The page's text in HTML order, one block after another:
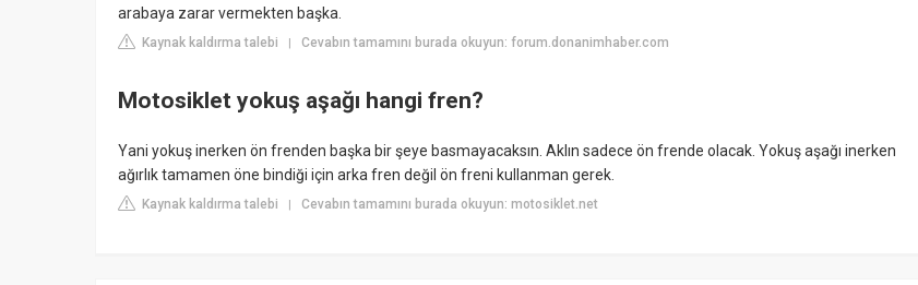
arabaya zarar vermekten başka.
Kaynak kaldırma talebi | Cevabın tamamını burada okuyun: forum.donanimhaber.com
Motosiklet yokuş aşağı hangi fren?
Yani yokuş inerken ön frenden başka bir şeye basmayacaksın. Aklın sadece ön frende olacak. Yokuş aşağı inerken
ağırlık tamamen öne bindiği için arka fren değil ön freni kullanman gerek.
Kaynak kaldırma talebi | Cevabın tamamını burada okuyun: motosiklet.net